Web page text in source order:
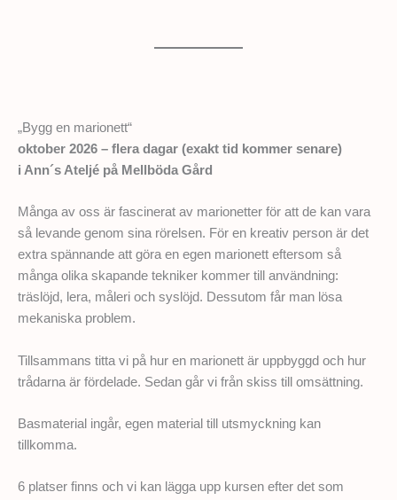
„Bygg en marionett“
oktober 2026 – flera dagar (exakt tid kommer senare)
i Ann´s Ateljé på Mellböda Gård
Många av oss är fascinerat av marionetter för att de kan vara
så levande genom sina rörelsen. För en kreativ person är det
extra spännande att göra en egen marionett eftersom så
många olika skapande tekniker kommer till användning:
träslöjd, lera, måleri och syslöjd. Dessutom får man lösa
mekaniska problem.
Tillsammans titta vi på hur en marionett är uppbyggd och hur
trådarna är fördelade. Sedan går vi från skiss till omsättning.
Basmaterial ingår, egen material till utsmyckning kan
tillkomma.
6 platser finns och vi kan lägga upp kursen efter det som